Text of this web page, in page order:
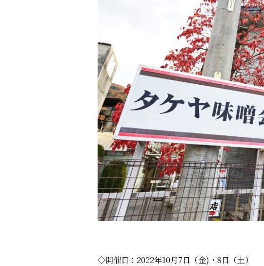
◇開催日：2022年10月7日（金)・8日（土）